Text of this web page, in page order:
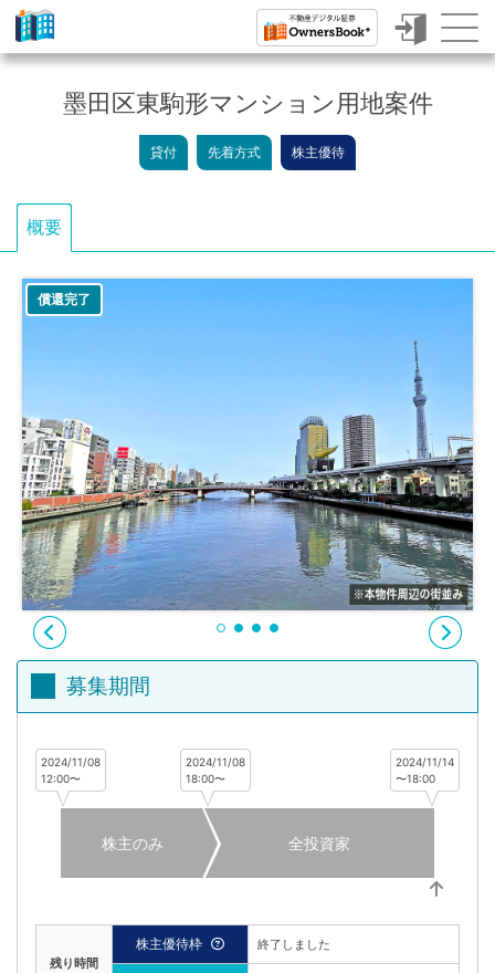
ク
フ
ァ
ン
デ
グ
で
不
動
産
投
資
OwnersBook
墨田区東駒形マンション用地案件
貸付 先着方式 株主優待
概要
償還完了
募集期間
2024/11/08
12:00〜
2024/11/08
18:00〜
2024/11/14
〜18:00
株主のみ 全投資家
残り時間
株主優待枠 終了しました